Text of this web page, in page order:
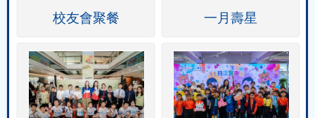
校友會聚餐 一月壽星